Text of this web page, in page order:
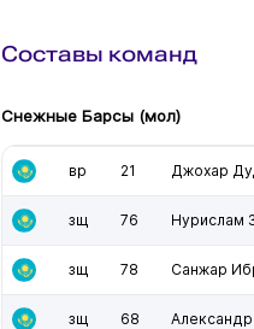
Составы команд
Снежные Барсы (мол)
вр 21 Джохар
зщ 76 Нурислам
зщ 78 Санжар
зщ 68